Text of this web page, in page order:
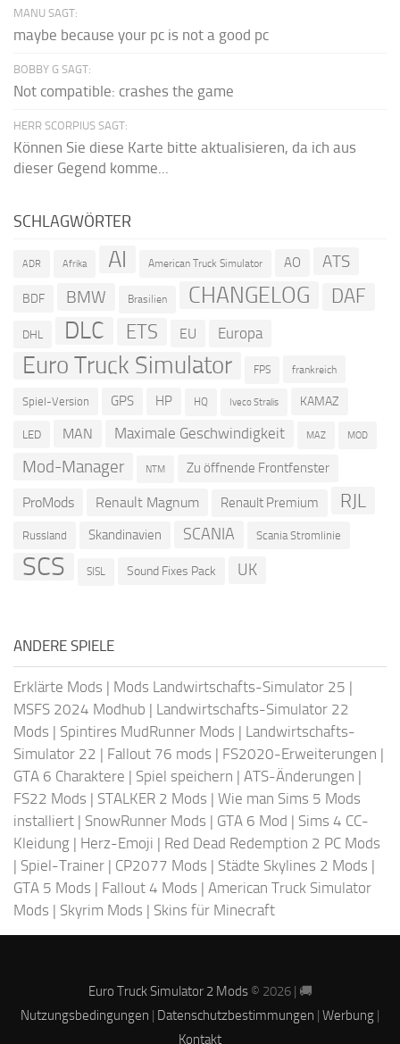
MANU SAGT:
maybe because your pc is not a good pc
BOBBY G SAGT:
Not compatible: crashes the game
HERR SCORPIUS SAGT:
Können Sie diese Karte bitte aktualisieren, da ich aus
dieser Gegend komme...
SCHLAGWÖRTER
ADR Afrika AI American Truck Simulator AO ATS
BDF BMW Brasilien CHANGELOG DAF
DHL DLC ETS EU Europa
Euro Truck Simulator FPS frankreich
Spiel-Version GPS HP HQ Iveco Stralis KAMAZ
LED MAN Maximale Geschwindigkeit MAZ MOD
Mod-Manager NTM Zu öffnende Frontfenster
ProMods Renault Magnum Renault Premium RJL
Russland Skandinavien SCANIA Scania Stromlinie
SCS SISL Sound Fixes Pack UK
ANDERE SPIELE
Erklärte Mods | Mods Landwirtschafts-Simulator 25 |
MSFS 2024 Modhub | Landwirtschafts-Simulator 22
Mods | Spintires MudRunner Mods | Landwirtschafts-
Simulator 22 | Fallout 76 mods | FS2020-Erweiterungen |
GTA 6 Charaktere | Spiel speichern | ATS-Änderungen |
FS22 Mods | STALKER 2 Mods | Wie man Sims 5 Mods
installiert | SnowRunner Mods | GTA 6 Mod | Sims 4 CC-
Kleidung | Herz-Emoji | Red Dead Redemption 2 PC Mods
| Spiel-Trainer | CP2077 Mods | Städte Skylines 2 Mods |
GTA 5 Mods | Fallout 4 Mods | American Truck Simulator
Mods | Skyrim Mods | Skins für Minecraft
Euro Truck Simulator 2 Mods© 2026 | 🚚
Nutzungsbedingungen | Datenschutzbestimmungen | Werbung |
Kontakt